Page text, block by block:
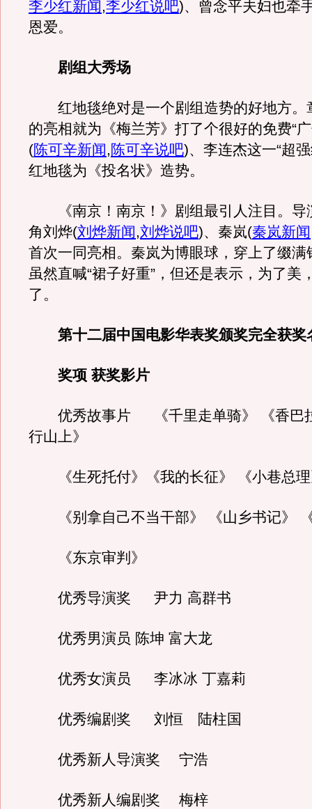
李少红新闻,李少红说吧)、曾念平夫妇也牵
恩爱。
剧组大秀场
红地毯绝对是一个剧组造势的好地方。
的亮相就为《梅兰芳》打了个很好的免费“
(陈可辛新闻,陈可辛说吧)、李连杰这一“超
红地毯为《投名状》造势。
《南京！南京！》剧组最引人注目。导
角刘烨(刘烨新闻,刘烨说吧)、秦岚(秦岚新闻
首次一同亮相。秦岚为博眼球，穿上了缀满
虽然直喊“裙子好重”，但还是表示，为了美
了。
第十二届中国电影华表奖颁奖完全获奖
奖项 获奖影片
优秀故事片 《千里走单骑》 《香巴
行山上》
《生死托付》《我的长征》 《小巷总
《别拿自己不当干部》 《山乡书记》
《东京审判》
优秀导演奖 尹力 高群书
优秀男演员 陈坤 富大龙
优秀女演员 李冰冰 丁嘉莉
优秀编剧奖 刘恒 陆柱国
优秀新人导演奖 宁浩
优秀新人编剧奖 梅梓